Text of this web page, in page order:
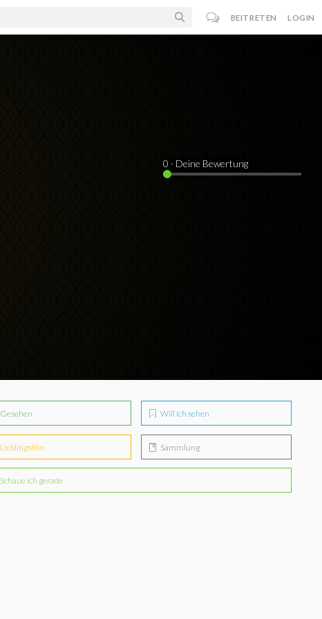
BEITRETEN LOGIN
0 · Deine Bewertung
Gesehen Will ich sehen
Lieblingsfilm Sammlung
Schaue ich gerade